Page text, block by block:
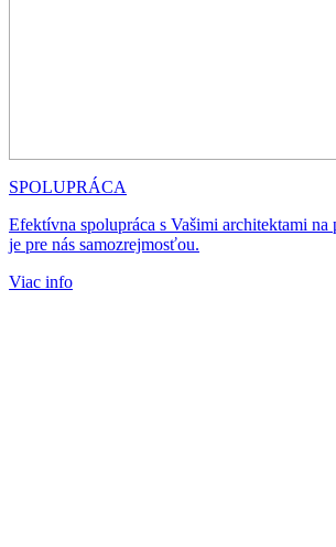
SPOLUPRÁCA
Efektívna spolupráca s Vašimi architektami
je pre nás samozrejmosťou.
Viac info